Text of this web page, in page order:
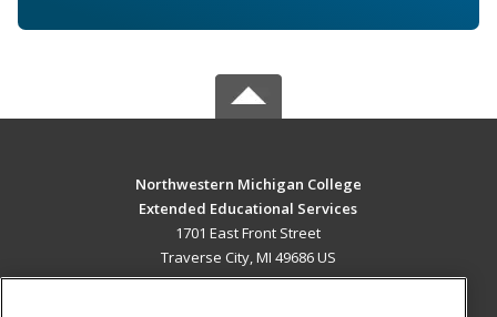
Northwestern Michigan College
Extended Educational Services
1701 East Front Street
Traverse City, MI 49686 US